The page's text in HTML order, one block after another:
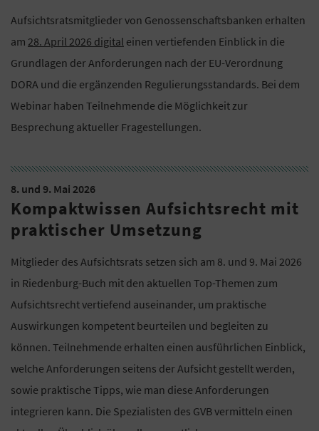
Aufsichtsratsmitglieder von Genossenschaftsbanken erhalten
am 28. April 2026 digital einen vertiefenden Einblick in die
Grundlagen der Anforderungen nach der EU-Verordnung
DORA und die ergänzenden Regulierungsstandards. Bei dem
Webinar haben Teilnehmende die Möglichkeit zur
Besprechung aktueller Fragestellungen.
8. und 9. Mai 2026
Kompaktwissen Aufsichtsrecht mit
praktischer Umsetzung
Mitglieder des Aufsichtsrats setzen sich am 8. und 9. Mai 2026
in Riedenburg-Buch mit den aktuellen Top-Themen zum
Aufsichtsrecht vertiefend auseinander, um praktische
Auswirkungen kompetent beurteilen und begleiten zu
können. Teilnehmende erhalten einen ausführlichen Einblick,
welche Anforderungen seitens der Aufsicht gestellt werden,
sowie praktische Tipps, wie man diese Anforderungen
integrieren kann. Die Spezialisten des GVB vermitteln einen